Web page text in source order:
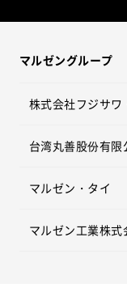
マルゼングループ
株式会社フジサワ
台湾丸善股份有限
マルゼン・タイ
マルゼン工業株式